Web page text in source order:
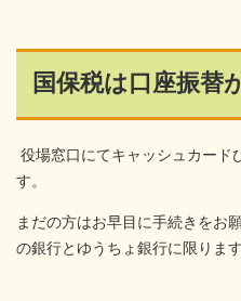
国保税は口座振替
役場窓口にてキャッシュカード
す。
まだの方はお早目に手続きをお
の銀行とゆうちょ銀行に限ります